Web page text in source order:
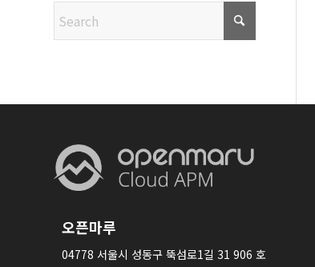
오픈마루
04778 서울시 성동구 뚝섬로1길 31 906 호